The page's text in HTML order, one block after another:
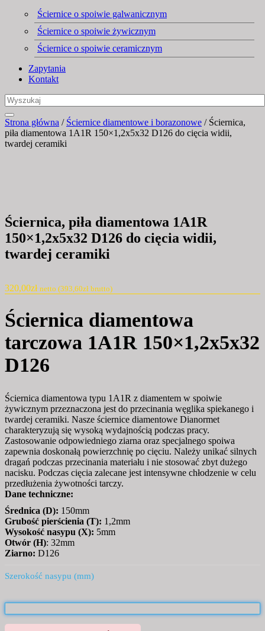
Ściernice o spoiwie galwanicznym
Ściernice o spoiwie żywicznym
Ściernice o spoiwie ceramicznym
Zapytania
Kontakt
Strona główna / Ściernice diamentowe i borazonowe / Ściernica,
piła diamentowa 1A1R 150×1,2x5x32 D126 do cięcia widii,
twardej ceramiki
Ściernica, piła diamentowa 1A1R
150×1,2x5x32 D126 do cięcia widii,
twardej ceramiki
320,00zł netto (393,60zł brutto)
Ściernica diamentowa
tarczowa 1A1R 150×1,2x5x32
D126
Ściernica diamentowa typu 1A1R z diamentem w spoiwie
żywicznym przeznaczona jest do przecinania węglika spiekanego i
twardej ceramiki. Nasze ściernice diamentowe Dianormet
charakteryzują się wysoką wydajnością podczas pracy.
Zastosowanie odpowiedniego ziarna oraz specjalnego spoiwa
zapewnia doskonałą powierzchnię po cięciu. Należy unikać silnych
dragań podczas przecinania materiału i nie stosować zbyt dużego
nacisku. Podczas cięcia zalecane jest intensywne chłodzenie w celu
przedłużenia żywotności tarczy.
Dane techniczne:
Średnica (D): 150mm
Grubość pierścienia (T): 1,2mm
Wysokość nasypu (X): 5mm
Otwór (H): 32mm
Ziarno: D126
Szerokość nasypu (mm)